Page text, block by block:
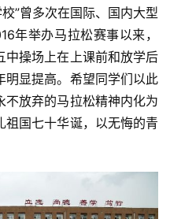
”曾多次在国际、国内大型
年举办马拉松赛事以来，
中操场上在上课前和放学后
明显提高。希望同学们以此
不放弃的马拉松精神内化为
国七十华诞，以无悔的青